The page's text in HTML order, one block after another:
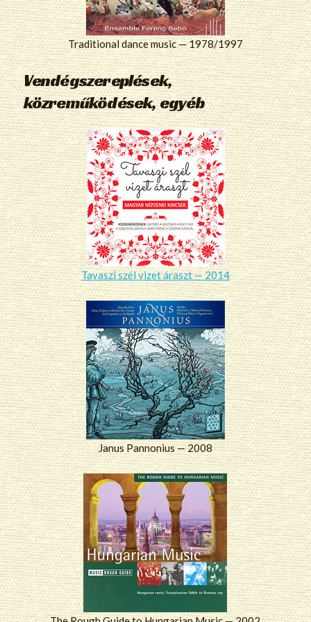
Traditional dance music — 1978/1997
Vendégszereplések,
közreműködések, egyéb
Tavaszi szél vizet áraszt — 2014
Janus Pannonius — 2008